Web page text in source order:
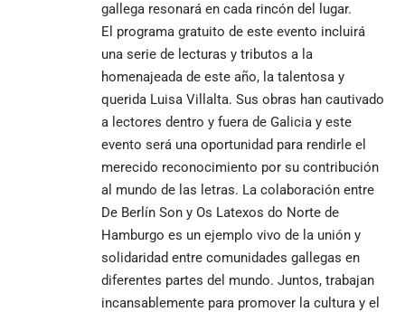
gallega resonará en cada rincón del lugar.
El programa gratuito de este evento incluirá
una serie de lecturas y tributos a la
homenajeada de este año, la talentosa y
querida Luisa Villalta. Sus obras han cautivado
a lectores dentro y fuera de Galicia y este
evento será una oportunidad para rendirle el
merecido reconocimiento por su contribución
al mundo de las letras. La colaboración entre
De Berlín Son y Os Latexos do Norte de
Hamburgo es un ejemplo vivo de la unión y
solidaridad entre comunidades gallegas en
diferentes partes del mundo. Juntos, trabajan
incansablemente para promover la cultura y el